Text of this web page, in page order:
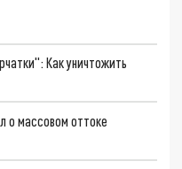
Как уничтожить
о массовом оттоке